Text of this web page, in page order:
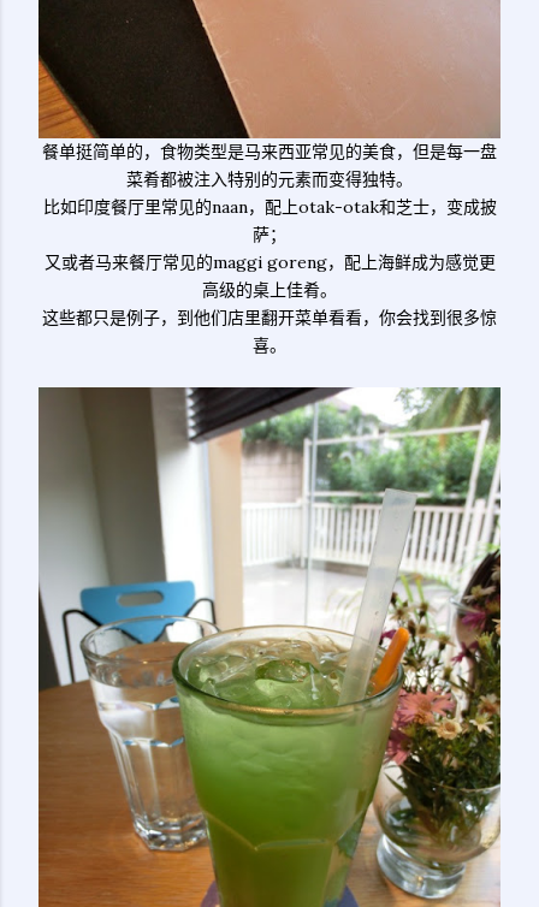
餐单挺简单的，食物类型是马来西亚常见的美食，但是每一盘
菜肴都被注入特别的元素而变得独特。
比如印度餐厅里常见的naan，配上otak-otak和芝士，变成披
萨；
又或者马来餐厅常见的maggi goreng，配上海鲜成为感觉更
高级的桌上佳肴。
这些都只是例子，到他们店里翻开菜单看看，你会找到很多惊
喜。